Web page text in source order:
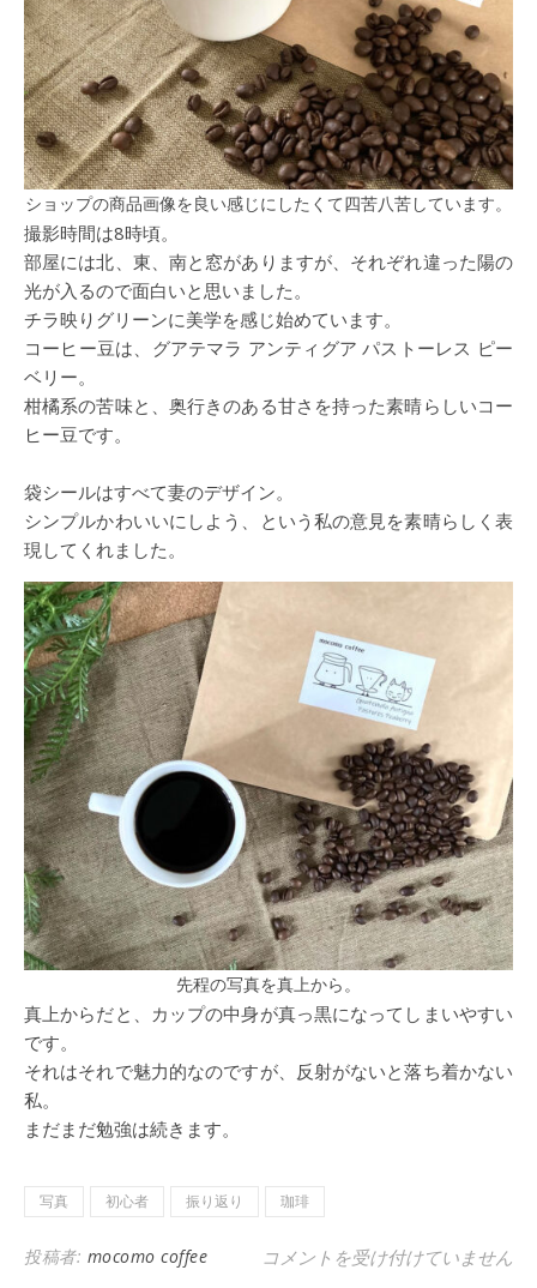
ショップの商品画像を良い感じにしたくて四苦八苦しています。
撮影時間は8時頃。
部屋には北、東、南と窓がありますが、それぞれ違った陽の
光が入るので面白いと思いました。
チラ映りグリーンに美学を感じ始めています。
コーヒー豆は、グアテマラ アンティグア パストーレス ピー
ベリー。
柑橘系の苦味と、奥行きのある甘さを持った素晴らしいコー
ヒー豆です。
袋シールはすべて妻のデザイン。
シンプルかわいいにしよう、という私の意見を素晴らしく表
現してくれました。
先程の写真を真上から。
真上からだと、カップの中身が真っ黒になってしまいやすい
です。
それはそれで魅力的なのですが、反射がないと落ち着かない
私。
まだまだ勉強は続きます。
写真 初心者 振り返り 珈琲
投稿者: mocomo coffee 手探りで投稿する日々 は
コメントを受け付けていません